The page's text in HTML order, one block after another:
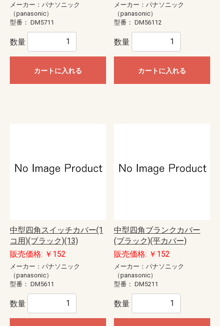
メーカー：パナソニック
（panasonic）
型番： DM5711
数量
カートに入れる
メーカー：パナソニック
（panasonic）
型番： DM56112
数量
カートに入れる
中型四角スイッチカバー(1
コ用)(ブラック)(13)
販売価格: ￥152
メーカー：パナソニック
（panasonic）
型番： DM5611
数量
中型四角ブランクカバー
(ブラック)(平カバー)
販売価格: ￥152
メーカー：パナソニック
（panasonic）
型番： DM5211
数量